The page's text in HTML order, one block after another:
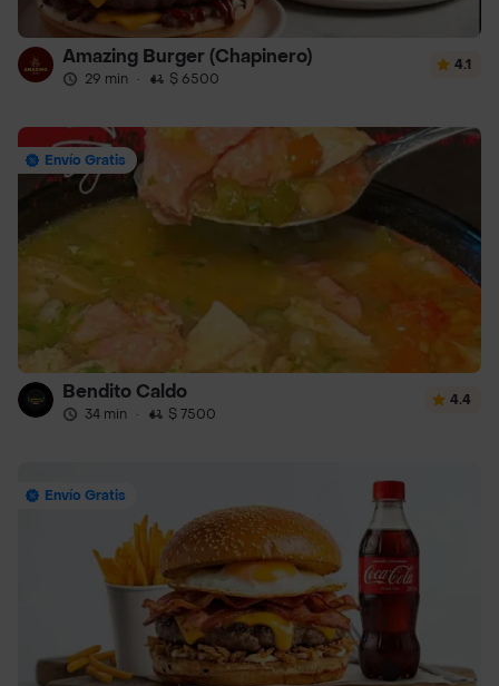
Amazing Burger (Chapinero)
29 min · $ 6500
4.1
Envío Gratis
Bendito Caldo
34 min · $ 7500
4.4
Envío Gratis